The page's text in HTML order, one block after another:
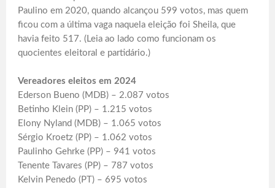
Paulino em 2020, quando alcançou 599 votos, mas quem
ficou com a última vaga naquela eleição foi Sheila, que
havia feito 517. (Leia ao lado como funcionam os
quocientes eleitoral e partidário.)
Vereadores eleitos em 2024
Ederson Bueno (MDB) – 2.087 votos
Betinho Klein (PP) – 1.215 votos
Elony Nyland (MDB) – 1.065 votos
Sérgio Kroetz (PP) – 1.062 votos
Paulinho Gehrke (PP) – 941 votos
Tenente Tavares (PP) – 787 votos
Kelvin Penedo (PT) – 695 votos